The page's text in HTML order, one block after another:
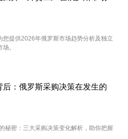
您提供2026年俄罗斯市场趋势分析及独立
。
：俄罗斯采购决策在发生的
秘密：三大采购决策变化解析，助你把握